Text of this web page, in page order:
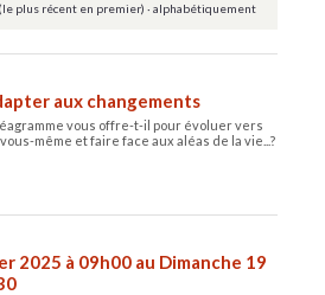
plus récent en premier) · alphabétiquement
aux changements
vous offre-t-il pour évoluer vers
même et faire face aux aléas de la vie...?
2025 à 09h00 au Dimanche 19